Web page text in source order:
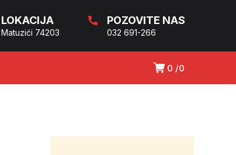
LOKACIJA
Matuzići 74203
POZOVITE NAS
032 691-266
0 0